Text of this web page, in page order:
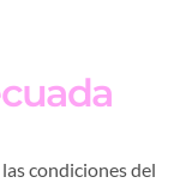
condiciones del